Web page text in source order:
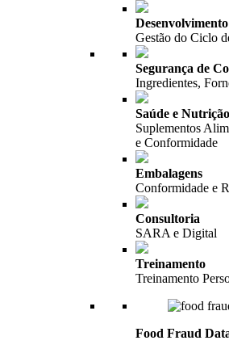
Gestão do Ciclo
Segurança de
Ingredientes,
Saúde e Nutrição
Suplementos
e Conformidade
Embalagens
Conformidade e
Consultoria
SARA e Digital
Treinamento
Treinamento
Food Fraud